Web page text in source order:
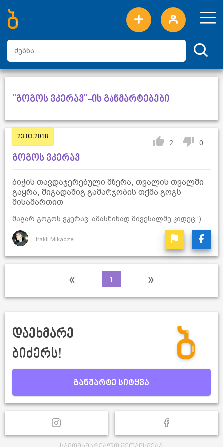
ახალი სიტყვები
ტოპ სიტყვები
დღის ტოპ სიტყვები
ტოპ მომხმარებლები
"გოგოს ვკერავ"-ის განმარტებები
23.03.2018
2 0
გოგოს ვკერავ
ბიჭის თავდაჯერებული მზერა, თვალის თვალში
გაყრა, შიგადაშიგ გამარჯობის თქმა გოგს
მისამართით
მაგარ გოგოს ვკერავ, ამასწინად მივესალმე კიდეც :)
Irakli Mikadze
« 1 »
დაეხმარე
ბიძერს!
განმარტე სიტყვა